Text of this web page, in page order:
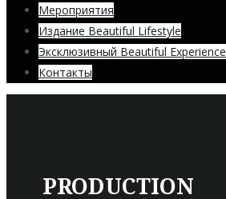
Мероприятия
Издание Beautiful Lifestyle
Эксклюзивный Beautiful Experience
Контакты
PRODUCTION